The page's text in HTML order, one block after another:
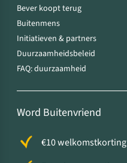
Bever koopt terug
Buitenmens
Initiatieven & partners
Duurzaamheidsbeleid
FAQ: duurzaamheid
Word Buitenvriend
€10 welkomstkorting